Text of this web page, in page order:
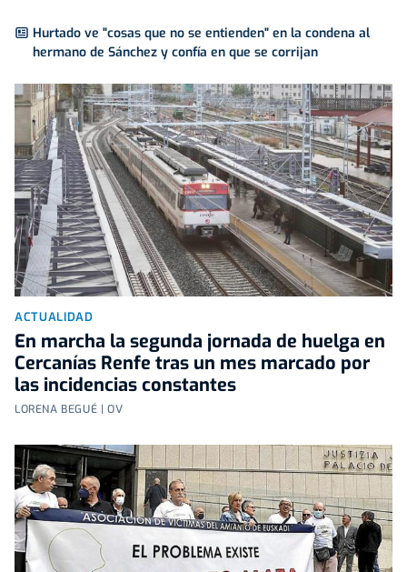
Hurtado ve "cosas que no se entienden" en la condena al
hermano de Sánchez y confía en que se corrijan
ACTUALIDAD
En marcha la segunda jornada de huelga en
Cercanías Renfe tras un mes marcado por
las incidencias constantes
LORENA BEGUÉ | OV